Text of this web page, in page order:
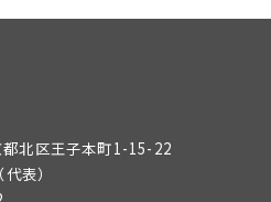
北区王子本町1-15-22
（代表）